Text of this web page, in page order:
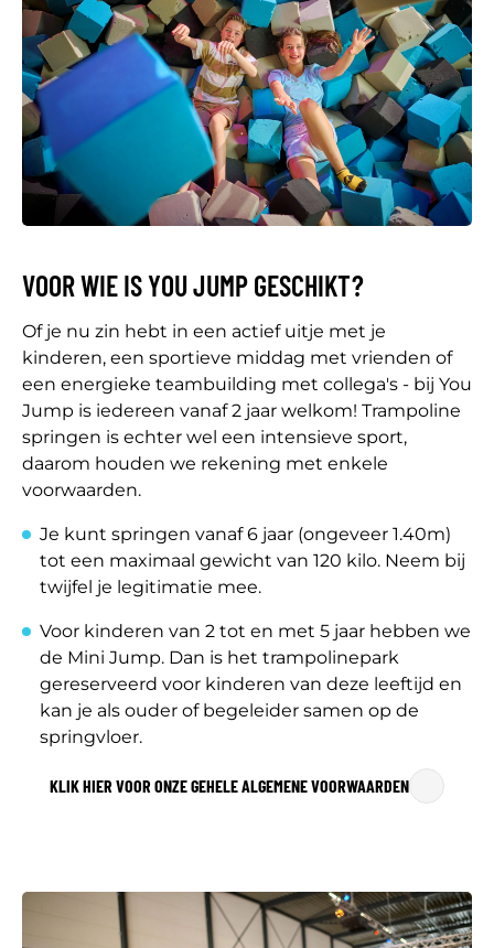
VOOR WIE IS YOU JUMP GESCHIKT?
Of je nu zin hebt in een actief uitje met je
kinderen, een sportieve middag met vrienden of
een energieke teambuilding met collega's - bij You
Jump is iedereen vanaf 2 jaar welkom! Trampoline
springen is echter wel een intensieve sport,
daarom houden we rekening met enkele
voorwaarden.
Je kunt springen vanaf 6 jaar (ongeveer 1.40m)
tot een maximaal gewicht van 120 kilo. Neem bij
twijfel je legitimatie mee.
Voor kinderen van 2 tot en met 5 jaar hebben we
de Mini Jump. Dan is het trampolinepark
gereserveerd voor kinderen van deze leeftijd en
kan je als ouder of begeleider samen op de
springvloer.
KLIK HIER VOOR ONZE GEHELE ALGEMENE VOORWAARDEN